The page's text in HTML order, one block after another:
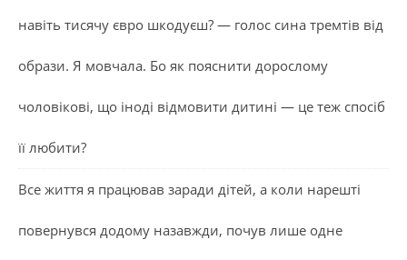
навіть тисячу євро шкодуєш? — голос сина тремтів від
образи. Я мовчала. Бо як пояснити дорослому
чоловікові, що іноді відмовити дитині — це теж спосіб
її любити?
Все життя я працював заради дітей, а коли нарешті
повернувся додому назавжди, почув лише одне